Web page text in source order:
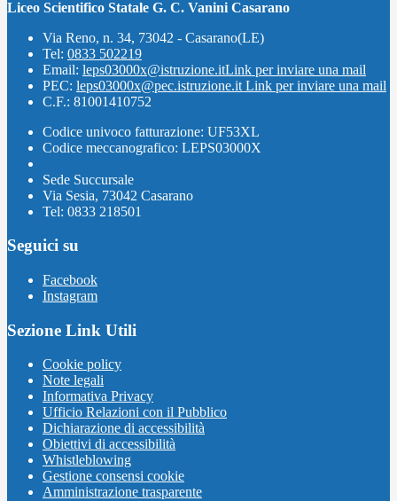
Liceo Scientifico Statale G. C. Vanini Casarano
Via Reno, n. 34, 73042 - Casarano(LE)
Tel: 0833 502219
Email: leps03000x@istruzione.itLink per inviare una mail
PEC: leps03000x@pec.istruzione.it Link per inviare una mail
C.F.: 81001410752
Codice univoco fatturazione: UF53XL
Codice meccanografico: LEPS03000X
Sede Succursale
Via Sesia, 73042 Casarano
Tel: 0833 218501
Seguici su
Facebook
Instagram
Sezione Link Utili
Cookie policy
Note legali
Informativa Privacy
Ufficio Relazioni con il Pubblico
Dichiarazione di accessibilità
Obiettivi di accessibilità
Whistleblowing
Gestione consensi cookie
Amministrazione trasparente